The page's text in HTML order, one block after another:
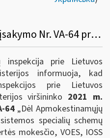
Dėl 2021 m. spalio 4 d. įsakymo Nr. VA-64 priėmimo
inspekcija prie Lietuvos
informuoja, kad
prie Lietuvos
viršininko 2021 m.
64„Dėl Apmokestinamųjų
specialių schemų
mokesčio, VOES, IOSS